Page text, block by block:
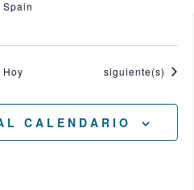
Hoy Eventos
siguiente(s)
CALENDARIO